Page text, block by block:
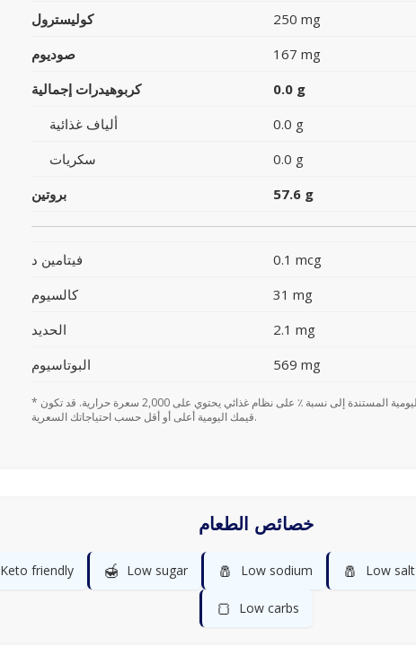
كوليسترول
250 mg
صوديوم
167 mg
كربوهيدرات إجمالية
0.0 g
ألياف غذائية
0.0 g
سكريات
0.0 g
بروتين
57.6 g
فيتامين د 0.1 mcg
كالسيوم
31 mg
الحديد
2.1 mg
البوتاسيوم
569 mg
* تعتمد القيم اليومية المستندة إلى نسبة ٪ على نظام غذائي يحتوي على 2,000 سعرة حرارية. قد تكون
قيمك اليومية أعلى أو أقل حسب احتياجاتك السعرية.
خصائص الطعام
Keto friendly 🍯 Low sugar 🧂 Low sodium 🧂 Low salt
🍞 Low carbs